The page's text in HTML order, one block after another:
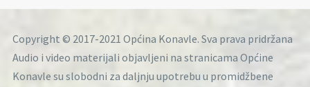
Copyright © 2017-2021 Općina Konavle. Sva prava pridržana
Audio i video materijali objavljeni na stranicama Općine
Konavle su slobodni za daljnju upotrebu u promidžbene